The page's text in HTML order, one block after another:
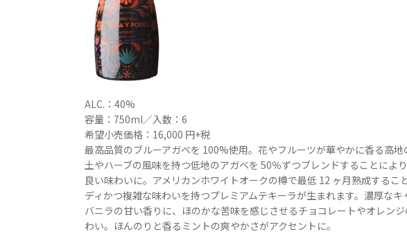
ALC.：40%
容量：750ml／入数：6
希望小売価格：16,000 円+税
最高品質のブルーアガベを 100%使用。花やフルーツが華やかに香る高地
土やハーブの風味を持つ低地のアガベを 50％ずつブレンドすることによ
良い味わいに。アメリカンホワイトオークの樽で最低 12 ヶ月熟成するこ
ディかつ複雑な味わいを持つプレミアムテキーラが生まれます。濃厚なキ
バニラの甘い香りに、ほのかな苦味を感じさせるチョコレートやオレン
わい。ほんのりと香るミントの爽やかさがアクセントに。